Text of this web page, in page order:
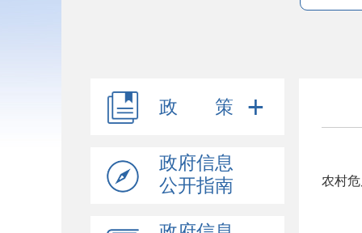
政 策
政府信息
公开指南
农村